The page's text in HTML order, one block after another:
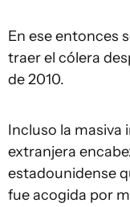
En ese entonces
traer el cólera
de 2010.
Incluso la
extranjera
estadounidense
fue acogida por